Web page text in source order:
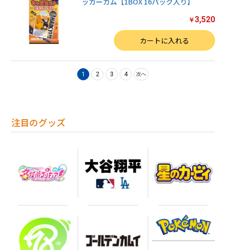
注目のグッズ
￥3,520
カートに入れる
1 2 3 4 次へ